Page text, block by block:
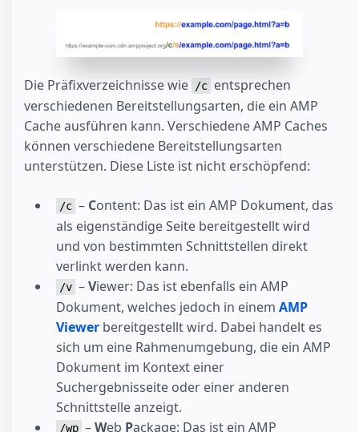
Die Präfixverzeichnisse wie /c entsprechen
verschiedenen Bereitstellungsarten, die ein AMP
Cache ausführen kann. Verschiedene AMP Caches
können verschiedene Bereitstellungsarten
unterstützen. Diese Liste ist nicht erschöpfend:
/c – Content: Das ist ein AMP Dokument, das
als eigenständige Seite bereitgestellt wird
und von bestimmten Schnittstellen direkt
verlinkt werden kann.
/v –Viewer: Das ist ebenfalls ein AMP
Dokument, welches jedoch in einem AMP
Viewer bereitgestellt wird. Dabei handelt es
sich um eine Rahmenumgebung, die ein AMP
Dokument im Kontext einer
Suchergebnisseite oder einer anderen
Schnittstelle anzeigt.
/wp –Web Package: Das ist ein AMP